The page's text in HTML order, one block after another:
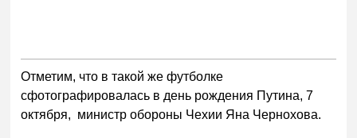
Отметим, что в такой же футболке
сфотографировалась в день рождения Путина, 7
октября, министр обороны Чехии Яна Чернохова.